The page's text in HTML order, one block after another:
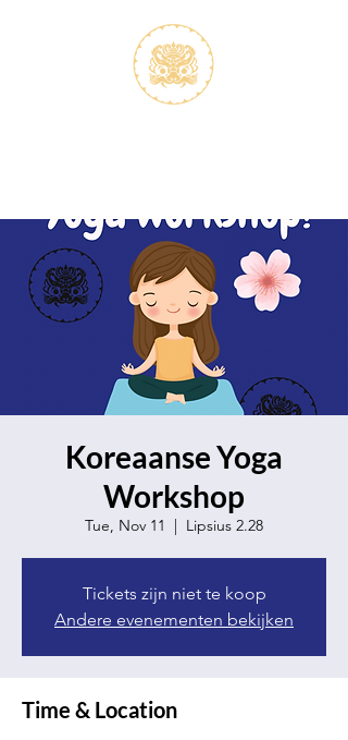
Koreaanse Yoga
Workshop
Tue, Nov 11
  |
Lipsius 2.28
Tickets zijn niet te koop
Andere evenementen bekijken
Time & Location